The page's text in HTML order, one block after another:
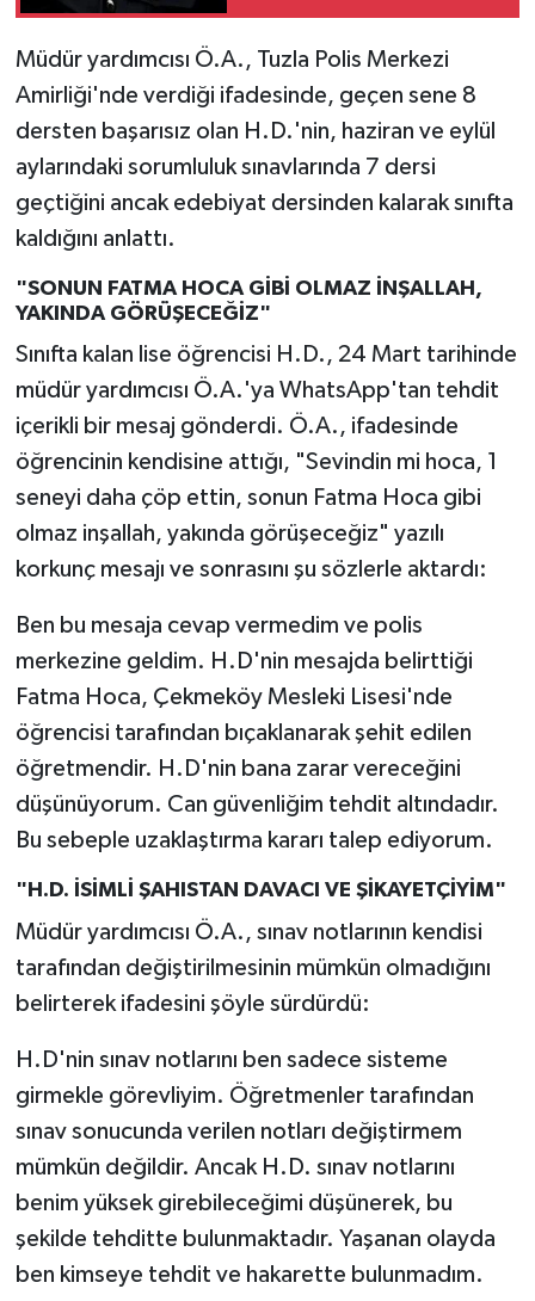
Müdür yardımcısı Ö.A., Tuzla Polis Merkezi
Amirliği'nde verdiği ifadesinde, geçen sene 8
dersten başarısız olan H.D.'nin, haziran ve eylül
aylarındaki sorumluluk sınavlarında 7 dersi
geçtiğini ancak edebiyat dersinden kalarak sınıfta
kaldığını anlattı.
"SONUN FATMA HOCA GİBİ OLMAZ İNŞALLAH,
YAKINDA GÖRÜŞECEĞİZ"
Sınıfta kalan lise öğrencisi H.D., 24 Mart tarihinde
müdür yardımcısı Ö.A.'ya WhatsApp'tan tehdit
içerikli bir mesaj gönderdi. Ö.A., ifadesinde
öğrencinin kendisine attığı, "Sevindin mi hoca, 1
seneyi daha çöp ettin, sonun Fatma Hoca gibi
olmaz inşallah, yakında görüşeceğiz" yazılı
korkunç mesajı ve sonrasını şu sözlerle aktardı:
Ben bu mesaja cevap vermedim ve polis
merkezine geldim. H.D'nin mesajda belirttiği
Fatma Hoca, Çekmeköy Mesleki Lisesi'nde
öğrencisi tarafından bıçaklanarak şehit edilen
öğretmendir. H.D'nin bana zarar vereceğini
düşünüyorum. Can güvenliğim tehdit altındadır.
Bu sebeple uzaklaştırma kararı talep ediyorum.
"H.D. İSİMLİ ŞAHISTAN DAVACI VE ŞİKAYETÇİYİM"
Müdür yardımcısı Ö.A., sınav notlarının kendisi
tarafından değiştirilmesinin mümkün olmadığını
belirterek ifadesini şöyle sürdürdü:
H.D'nin sınav notlarını ben sadece sisteme
girmekle görevliyim. Öğretmenler tarafından
sınav sonucunda verilen notları değiştirmem
mümkün değildir. Ancak H.D. sınav notlarını
benim yüksek girebileceğimi düşünerek, bu
şekilde tehditte bulunmaktadır. Yaşanan olayda
ben kimseye tehdit ve hakarette bulunmadım.